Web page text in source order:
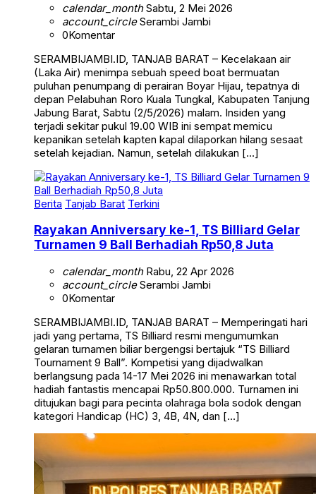
calendar_monthSabtu, 2 Mei 2026
account_circleSerambi Jambi
0Komentar
SERAMBIJAMBI.ID, TANJAB BARAT – Kecelakaan air
(Laka Air) menimpa sebuah speed boat bermuatan
puluhan penumpang di perairan Boyar Hijau, tepatnya di
depan Pelabuhan Roro Kuala Tungkal, Kabupaten Tanjung
Jabung Barat, Sabtu (2/5/2026) malam. Insiden yang
terjadi sekitar pukul 19.00 WIB ini sempat memicu
kepanikan setelah kapten kapal dilaporkan hilang sesaat
setelah kejadian. Namun, setelah dilakukan […]
Berita Tanjab Barat Terkini
Rayakan Anniversary ke-1, TS Billiard Gelar
Turnamen 9 Ball Berhadiah Rp50,8 Juta
calendar_monthRabu, 22 Apr 2026
account_circleSerambi Jambi
0Komentar
SERAMBIJAMBI.ID, TANJAB BARAT – Memperingati hari
jadi yang pertama, TS Billiard resmi mengumumkan
gelaran turnamen biliar bergengsi bertajuk “TS Billiard
Tournament 9 Ball”. Kompetisi yang dijadwalkan
berlangsung pada 14-17 Mei 2026 ini menawarkan total
hadiah fantastis mencapai Rp50.800.000. Turnamen ini
ditujukan bagi para pecinta olahraga bola sodok dengan
kategori Handicap (HC) 3, 4B, 4N, dan […]